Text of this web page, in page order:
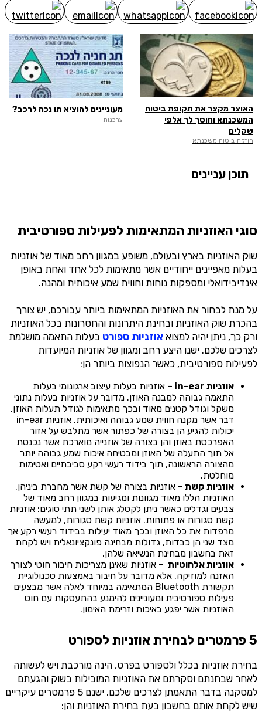
האוצר מקצר את תקופת ביטוח
המשכנתא וחוסך לך אלפי
שקלים
הוזלת ביטוח משכנתא
מעוניינים להוציא תו נכה לרכב?
צרכנות
תוכן עניינים
סוגי האוזניות המתאימות לפעילות ספורטיבית
שוק האוזניות בארץ ובעולם, משופע במגוון רחב מאוד של אוזניות
בעלות מאפיינים ייחודיים אשר מתאימות לכל אחד ואחת באופן
אינדיבידואלי ומספקות נוחות וחווית שמע איכותית ומהנה.
על מנת לבחור את האוזניות המתאימות ביותר עבורכם, יש צורך
בהכרת שוק האוזניות ובחינת היתרונות והחסרונות בכל האוזניות
ורק כך, ניתן יהיה למצוא אוזניות ספורט בעלות התאמה מושלמת
לצרכים שלכם. ישנו היצע רחב ומגוון של אוזניות המיועדות
לפעילות ספורטיבית, כאשר הנפוצות ביותר הן:
אוזניות in-ear
– אוזניות בעלות עיצוב ארגונומי בעלות
התאמה גבוהה למבנה האוזן. מדובר על אוזניות בעלות נתוני
משקל וגודל קטנים מאוד ובכך מתאימות לגודל תעלות האוזן,
דבר אשר מקנה חווית שמע גבוהה ואיכותית. אוזניות in-ear
יכולות להגיע הן בצורה של כפתור אשר מתלבש על אזור
האפרכסת באוזן והן בצורה של אוזנייה מוארכת אשר נכנסת
אל תוך התעלה של האוזן ומבטיחה איכות שמע גבוהה יותר
מהצורה הראשונה, תוך בידוד רעשי רקע סביבתיים ואטימות
מוחלטת.
אוזניות קשת – אוזניות בצורה של קשת אשר מחברת ביניהן.
האוזניות הללו מאוד מגוונות ומגיעות במגוון רחב מאוד של
צבעים וגדלים כאשר ניתן לקטלג אותן לשני תתי סוגים: אוזניות
קשת סגורות או פתוחות. אוזניות קשת סגורות, למעשה
מרפדות את כל האוזן ובכך מאוד יעילות בבידוד רעשי רקע אך
מצד שני הן כבדות, גדולות מבחינה פונקציונאלית ויש לקחת
זאת בחשבון מבחינת הנשיאה שלהן.
אוזניות אלחוטיות – אוזניות שאינן מצריכות חיבור חוטי לצורך
האזנה למוזיקה, אלא מדובר על חיבור באמצעות טכנולוגיית
תקשורת Bluetooth המתאימה במיוחד לאלה אשר מבצעים
פעילות ספורטיבית ומעוניינים להימנע בהתעסקות עם חוט
האוזניות אשר יפגע באיכות וזרימת האימון.
5 פרמטרים לבחירת אוזניות לספורט
בחירת אוזניות בכלל ולספורט בפרט, הינה מורכבת ויש לעשותה
לאחר שבחנתם וסקרתם את האוזניות המובילות בשוק והגעתם
למסקנה בדבר התאמתן לצרכים שלכם. ישנם 5 פרמטרים עיקריים
שיש לקחת אותם בחשבון בעת בחירת האוזניות והן: